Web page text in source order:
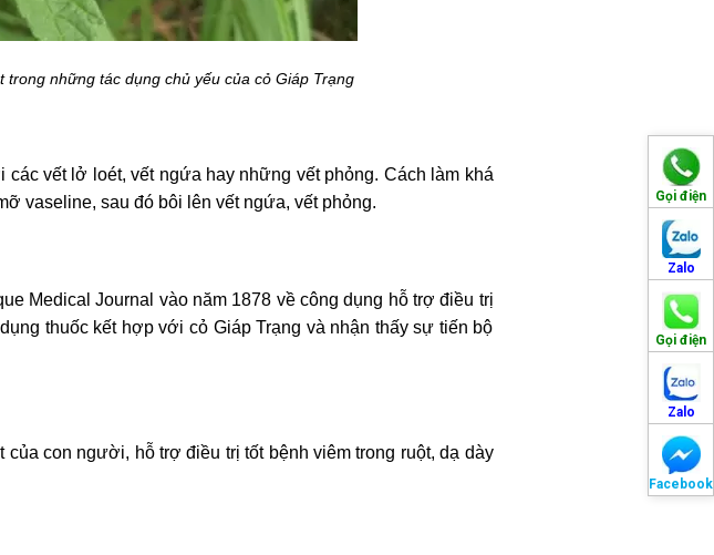
Gọi điện
Zalo
Gọi điện
Zalo
Facebook
những tác dụng chủ yếu của cỏ Giáp Trạng
vết lở loét, vết ngứa hay những vết phỏng. Cách làm khá
vaseline, sau đó bôi lên vết ngứa, vết phỏng.
Medical Journal vào năm 1878 về công dụng hỗ trợ điều trị
thuốc kết hợp với cỏ Giáp Trạng và nhận thấy sự tiến bộ
con người, hỗ trợ điều trị tốt bệnh viêm trong ruột, dạ dày